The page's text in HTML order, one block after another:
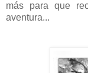
más para que
aventura...